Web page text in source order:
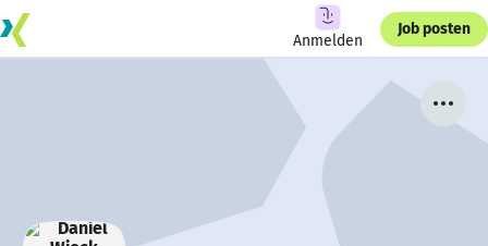
Anmelden
Job posten